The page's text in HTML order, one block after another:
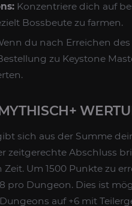
Konzentriere dich auf
Bossbeute zu farmen.
du nach Erreichen
zu Keystone
sich aus der Summe
zeitgerechte Abschluss
Um 1500 Punkte zu
pro Dungeon. Dies ist
auf +6 mit